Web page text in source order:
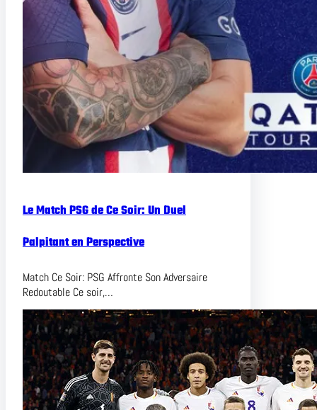
Le Match PSG de Ce Soir: Un Duel
Palpitant en Perspective
Match Ce Soir: PSG Affronte Son Adversaire
Redoutable Ce soir,…